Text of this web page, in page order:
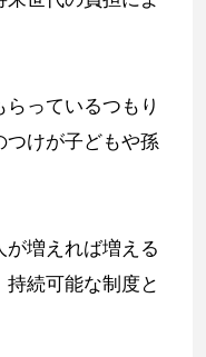
っているつもり
つけが子どもや孫
増えれば増える
続可能な制度と